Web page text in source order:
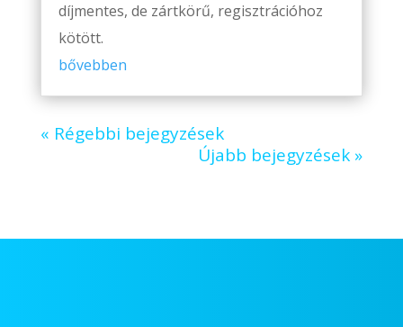
díjmentes, de zártkörű, regisztrációhoz
kötött.
bővebben
« Régebbi bejegyzések
Újabb bejegyzések »